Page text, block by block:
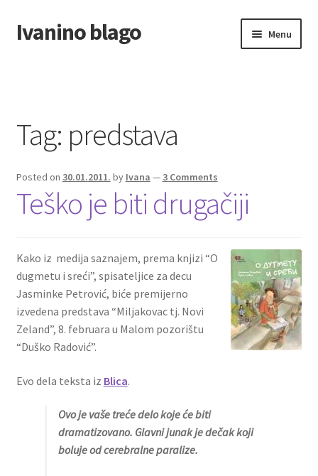
Skip
to
Skip
to
Ivanino blago Menu
Foto galerija
Tag: predstava
Posted on 30.01.2011. by Ivana — 3 Comments
Teško je biti drugačiji
Kako iz medija saznajem, prema knjizi “O
dugmetu i sreći”, spisateljice za decu
Jasminke Petrović, biće premijerno
izvedena predstava “Miljakovac tj. Novi
Zeland”, 8. februara u Malom pozorištu
“Duško Radović”.
Evo dela teksta iz Blica.
Ovo je vaše treće delo koje će biti
dramatizovano. Glavni junak je dečak koji
boluje od cerebralne paralize.